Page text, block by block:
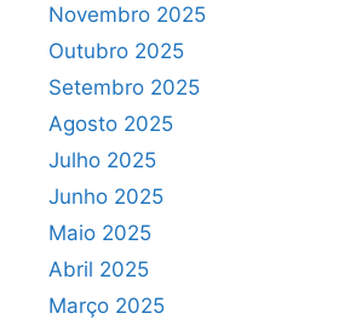
Novembro 2025
Outubro 2025
Setembro 2025
Agosto 2025
Julho 2025
Junho 2025
Maio 2025
Abril 2025
Março 2025